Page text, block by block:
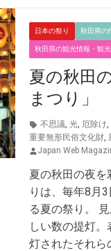
日本の祭り 秋田県の
秋田県の観光情報・観
夏の秋田
まつり」
不思議, 光, 厄除け,
重要無形民俗文化財,
Japan Web
夏の秋田の夜を
りは、毎年8月
る夏の祭り。
しい数の提灯
灯されたそれら